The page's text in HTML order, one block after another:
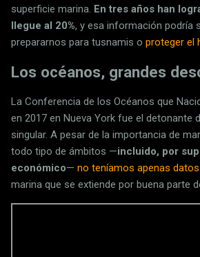
superficie marina. En tres años han
llegue al 20%, y esa información podría
prepararnos para tusnamis o proteger el
Los océanos, grandes
La Conferencia de los Océanos que
en 2017 en Nueva York fue el detonante
singular. A pesar de la importancia de
todo tipo de ámbitos —incluido, por
económico— no teníamos apenas datos
marina que se extiende por buena parte